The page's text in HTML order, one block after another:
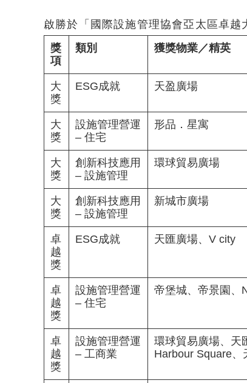
啟勝於「國際設施管理協會亞太區卓越
獎
項
類別 獲獎物業／精英
大
獎
ESG成就 天盈廣場
大
獎
設施管理營運
– 住宅
形品．星寓
大
獎
創新科技應用
– 設施管理
環球貿易廣場
大
獎
創新科技應用
– 設施管理
新城市廣場
卓
越
獎
ESG成就 天匯廣場、V city
卓
越
獎
設施管理營運
– 住宅
帝堡城、帝景園、
卓
越
獎
設施管理營運
– 工商業
環球貿易廣場、天
Harbour Square、